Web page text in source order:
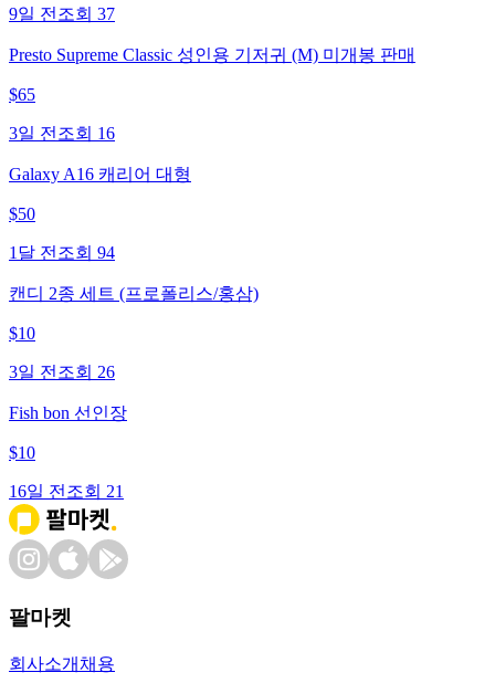
9일 전 조회 37
Presto Supreme Classic 성인용 기저귀 (M) 미개봉 판매
$65
3일 전 조회 16
Galaxy A16 캐리어 대형
$50
1달 전 조회 94
캔디 2종 세트 (프로폴리스/홍삼)
$10
3일 전 조회 26
Fish bon 선인장
$10
16일 전 조회 21
팔마켓
회사소개 채용